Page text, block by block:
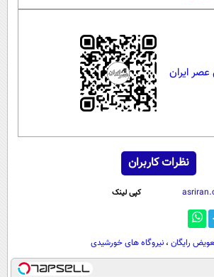
عصر ایران
نظرات کاربران
کپی لینک
رایگان ، نیروگاه های خورشیدی